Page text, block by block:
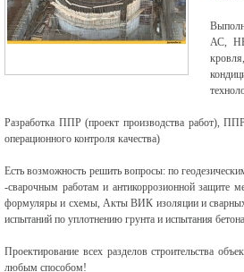
АС,
Разработка ППР (проект производства работ),
операционного контроля качества)
Есть возможность решить вопросы: по
-сварочным работам и антикоррозионной защите
формуляры и схемы, Акты ВИК изоляции и сварных
испытаний по уплотнению грунта и испытания
Проектирование всех разделов строительства
любым способом!